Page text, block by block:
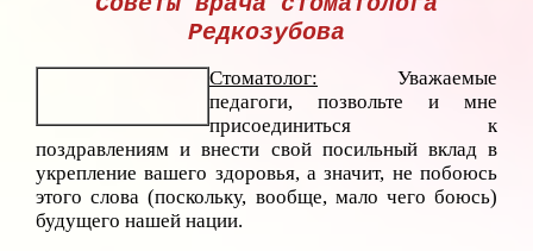
Редкозубова
Стоматолог: Уважаемые
педагоги, позвольте и мне
присоединиться к
поздравлениям и внести свой посильный вклад в
укрепление вашего здоровья, а значит, не побоюсь
этого слова (поскольку, вообще, мало чего боюсь)
будущего нашей нации.